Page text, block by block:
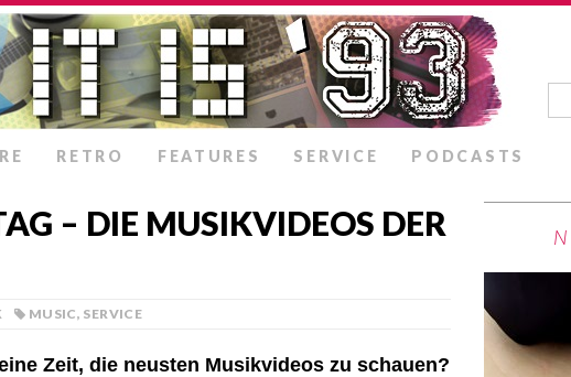
RETRO FEATURES SERVICE PODCASTS
– DIE MUSIKVIDEOS DER
MUSIC, SERVICE
Zeit, die neusten Musikvideos zu schauen?